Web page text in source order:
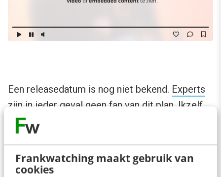
Frankwatching maakt gebruik van
cookies
Een releasedatum is nog niet bekend. Experts
zijn in ieder geval geen fan van dit plan . Ikzelf
ben ook nog niet overtuigd dat dit een goed
idee is. Spelletjes en LinkedIn passen totaal
niet bij elkaar, dus het moet wel een grap zijn,
toch?